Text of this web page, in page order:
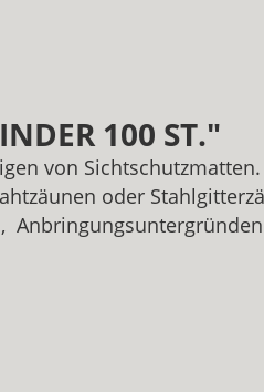
100 ST."
von Sichtschutzmatten.
oder